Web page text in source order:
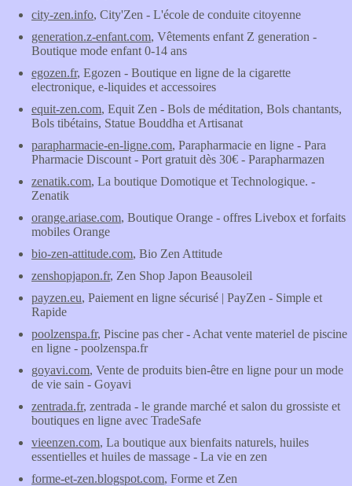
city-zen.info, City'Zen - L'école de conduite citoyenne
generation.z-enfant.com, Vêtements enfant Z generation -
Boutique mode enfant 0-14 ans
egozen.fr, Egozen - Boutique en ligne de la cigarette
electronique, e-liquides et accessoires
equit-zen.com, Equit Zen - Bols de méditation, Bols chantants,
Bols tibétains, Statue Bouddha et Artisanat
parapharmacie-en-ligne.com, Parapharmacie en ligne - Para
Pharmacie Discount - Port gratuit dès 30€ - Parapharmazen
zenatik.com, La boutique Domotique et Technologique. -
Zenatik
orange.ariase.com, Boutique Orange - offres Livebox et forfaits
mobiles Orange
bio-zen-attitude.com, Bio Zen Attitude
zenshopjapon.fr, Zen Shop Japon Beausoleil
payzen.eu, Paiement en ligne sécurisé | PayZen - Simple et
Rapide
poolzenspa.fr, Piscine pas cher - Achat vente materiel de piscine
en ligne - poolzenspa.fr
goyavi.com, Vente de produits bien-être en ligne pour un mode
de vie sain - Goyavi
zentrada.fr, zentrada - le grande marché et salon du grossiste et
boutiques en ligne avec TradeSafe
vieenzen.com, La boutique aux bienfaits naturels, huiles
essentielles et huiles de massage - La vie en zen
forme-et-zen.blogspot.com, Forme et Zen